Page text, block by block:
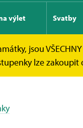
výlet Svatby
jsou
lze zakoupit